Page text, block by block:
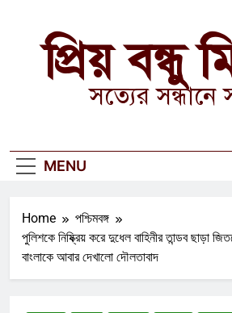
contentপ্রিয় বন্ধু
সত্যের সন্ধানে
MENU
Home
পশ্চিমবঙ্গ
পুলিশকে নিষ্ক্রিয় করে দুধেল বাহিনীর তান্ডব ছাড়া
বাংলাকে আবার দেখালো দৌলতাবাদ